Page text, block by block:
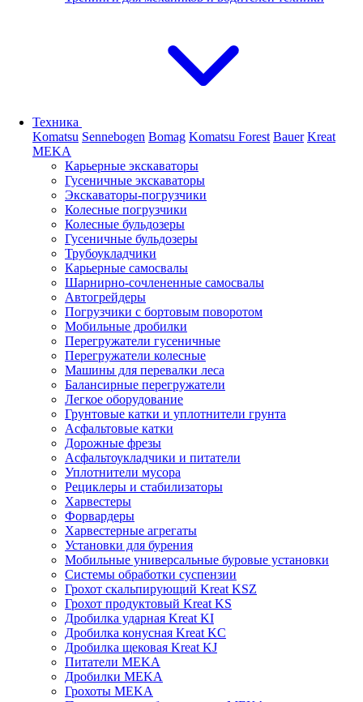
Техника
Komatsu Sennebogen Bomag Komatsu Forest Bauer Kreat
MEKA
Карьерные экскаваторы
Гусеничные экскаваторы
Экскаваторы-погрузчики
Колесные погрузчики
Колесные бульдозеры
Гусеничные бульдозеры
Трубоукладчики
Карьерные самосвалы
Шарнирно-сочлененные cамосвалы
Автогрейдеры
Погрузчики с бортовым поворотом
Мобильные дробилки
Перегружатели гусеничные
Перегружатели колесные
Машины для перевалки леса
Балансирные перегружатели
Легкое оборудование
Грунтовые катки и уплотнители грунта
Асфальтовые катки
Дорожные фрезы
Асфальтоукладчики и питатели
Уплотнители мусора
Рециклеры и стабилизаторы
Харвестеры
Форвардеры
Харвестерные агрегаты
Установки для бурения
Мобильные универсальные буровые установки
Системы обработки суспензии
Грохот скальпирующий Kreat KSZ
Грохот продуктовый Kreat KS
Дробилка ударная Kreat KI
Дробилка конусная Kreat KC
Дробилка щековая Kreat KJ
Питатели MEKA
Дробилки MEKA
Грохоты MEKA